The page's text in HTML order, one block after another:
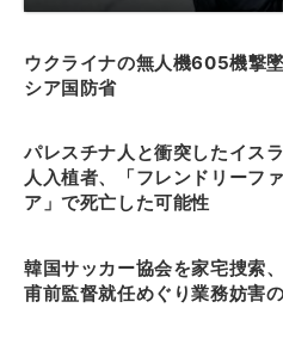
ウクライナの無人機605機撃
シア国防省
パレスチナ人と衝突したイス
人入植者、「フレンドリーフ
ア」で死亡した可能性
韓国サッカー協会を家宅捜索
甫前監督就任めぐり業務妨害